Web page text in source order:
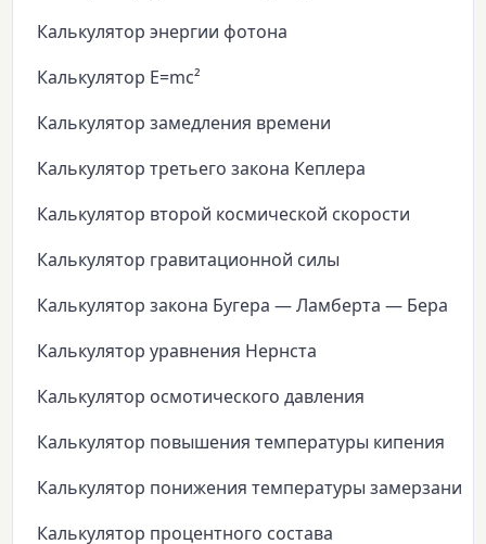
Калькулятор энергии фотона
Калькулятор E=mc²
Калькулятор замедления времени
Калькулятор третьего закона Кеплера
Калькулятор второй космической скорости
Калькулятор гравитационной силы
Калькулятор закона Бугера — Ламберта — Бера
Калькулятор уравнения Нернста
Калькулятор осмотического давления
Калькулятор повышения температуры кипения
Калькулятор понижения температуры замерзания
Калькулятор процентного состава